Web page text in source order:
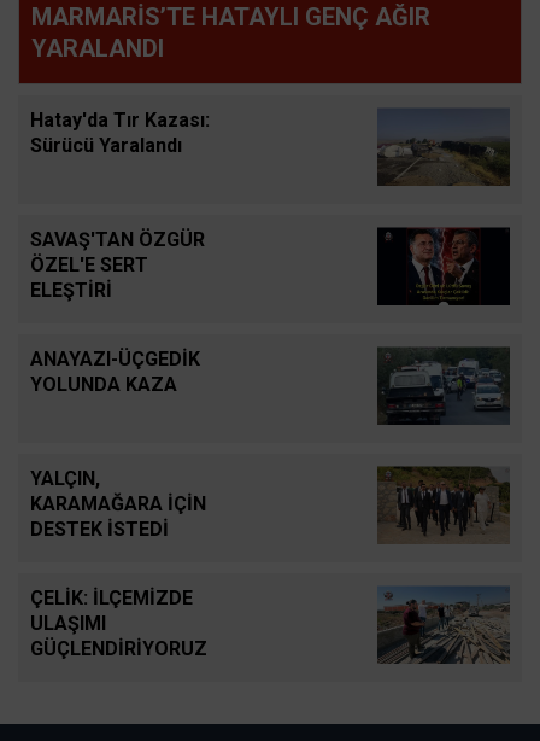
MARMARİS’TE HATAYLI GENÇ AĞIR
YARALANDI
Hatay'da Tır Kazası:
Sürücü Yaralandı
SAVAŞ'TAN ÖZGÜR
ÖZEL'E SERT
ELEŞTİRİ
ANAYAZI-ÜÇGEDİK
YOLUNDA KAZA
YALÇIN,
KARAMAĞARA İÇİN
DESTEK İSTEDİ
ÇELİK: İLÇEMİZDE
ULAŞIMI
GÜÇLENDİRİYORUZ